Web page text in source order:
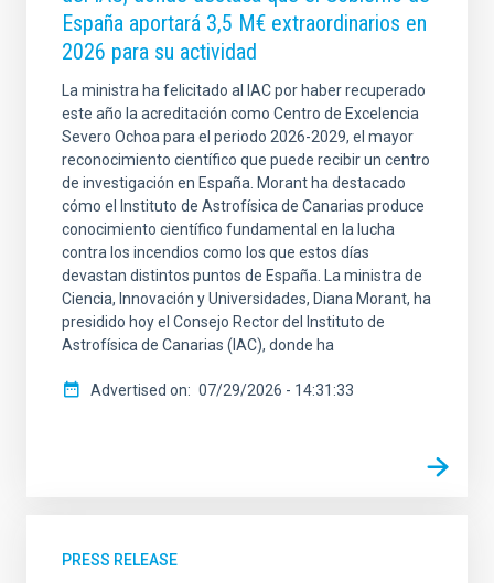
España aportará 3,5 M€ extraordinarios en
2026 para su actividad
La ministra ha felicitado al IAC por haber recuperado
este año la acreditación como Centro de Excelencia
Severo Ochoa para el periodo 2026-2029, el mayor
reconocimiento científico que puede recibir un centro
de investigación en España. Morant ha destacado
cómo el Instituto de Astrofísica de Canarias produce
conocimiento científico fundamental en la lucha
contra los incendios como los que estos días
devastan distintos puntos de España. La ministra de
Ciencia, Innovación y Universidades, Diana Morant, ha
presidido hoy el Consejo Rector del Instituto de
Astrofísica de Canarias (IAC), donde ha
Advertised on 07/29/2026 - 14:31:33
PRESS RELEASE